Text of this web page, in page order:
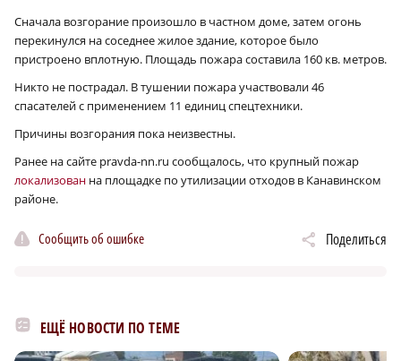
Сначала возгорание произошло в частном доме, затем огонь
перекинулся на соседнее жилое здание, которое было
пристроено вплотную. Площадь пожара составила 160 кв. метров.
Никто не пострадал. В тушении пожара участвовали 46
спасателей с применением 11 единиц спецтехники.
Причины возгорания пока неизвестны.
Ранее на сайте pravda-nn.ru сообщалось, что крупный пожар
локализован на площадке по утилизации отходов в Канавинском
районе.
Сообщить об ошибке Поделиться
ЕЩЁ НОВОСТИ ПО ТЕМЕ